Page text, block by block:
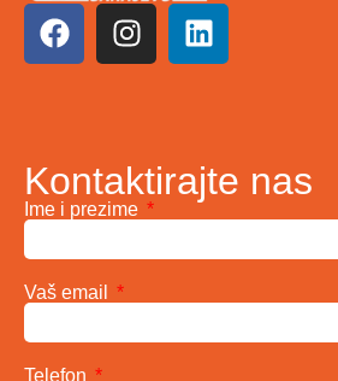
Kontaktirajte nas
Ime i prezime
Vaš email
Telefon